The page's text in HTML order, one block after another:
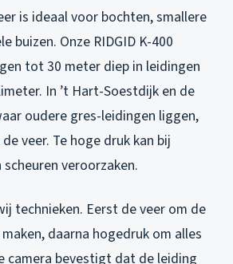
is ideaal voor bochten, smallere
buizen. Onze RIDGID K-400
tot 30 meter diep in leidingen
In ’t Hart-Soestdijk en de
oudere gres-leidingen liggen,
veer. Te hoge druk kan bij
veroorzaken.
technieken. Eerst de veer om de
daarna hogedruk om alles
camera bevestigt dat de leiding